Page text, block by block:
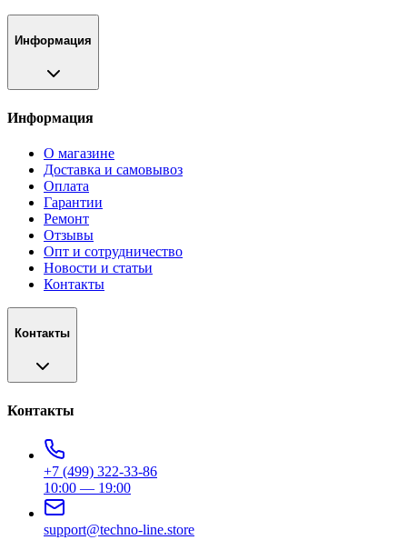
Информация
Информация
О магазине
Доставка и самовывоз
Оплата
Гарантии
Ремонт
Отзывы
Опт и сотрудничество
Новости и статьи
Контакты
Контакты
Контакты
+7 (499) 322-33-86
10:00 — 19:00
support@techno-line.store